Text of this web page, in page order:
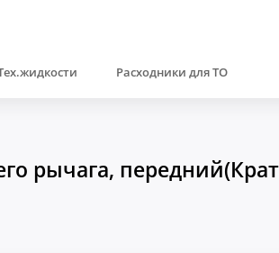
Расходники для ТО
рычага,